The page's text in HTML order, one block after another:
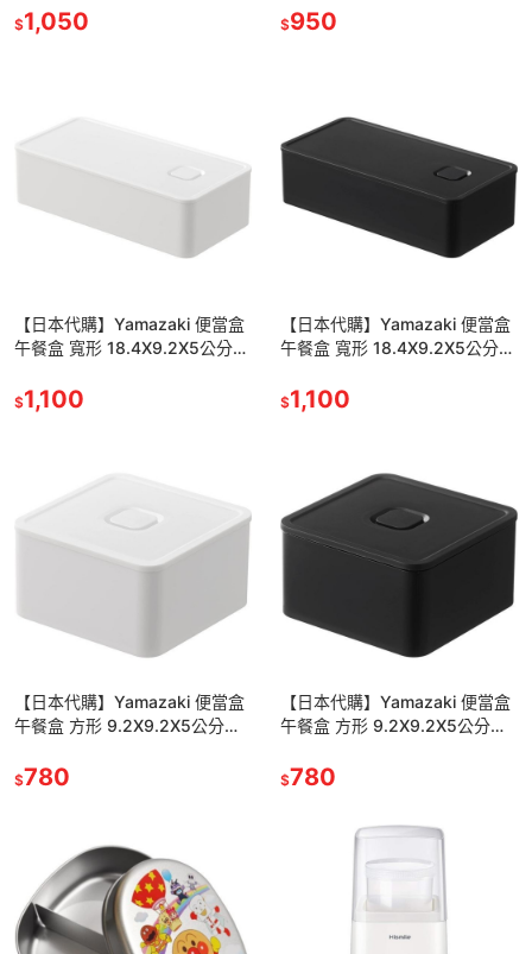
$1,050 $950
【日本代購】Yamazaki 便當盒
午餐盒 寬形 18.4X9.2X5公分
$1,100
【日本代購】Yamazaki 便當盒
午餐盒 寬形 18.4X9.2X5公分
$1,100
【日本代購】Yamazaki 便當盒
午餐盒 方形 9.2X9.2X5公分
$780
【日本代購】Yamazaki 便當盒
午餐盒 方形 9.2X9.2X5公分
$780